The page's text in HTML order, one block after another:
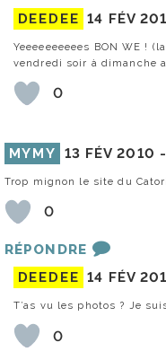
DEEDEE 14 FÉV
Yeeeeeeeeees BON WE !
vendredi soir à dimanche
0
MYMY 13 FÉV 2010
Trop mignon le site du
0
RÉPONDRE
DEEDEE 14 FÉV
T’as vu les photos ? Je
0